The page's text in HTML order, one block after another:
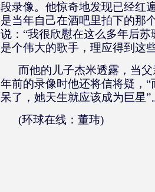
段录像。他惊奇地发现已经红
是当年自己在酒吧里拍下的那
说：“我很欣慰在这么多年后
是个伟大的歌手，理应得到这
而他的儿子杰米透露，当
年前的录像时他还将信将疑，
呆了，她天生就应该成为巨星”
(环球在线：董玮)